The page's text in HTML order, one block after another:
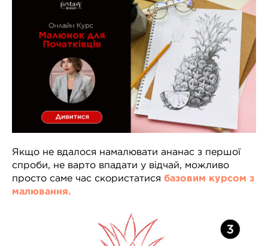
Якщо не вдалося намалювати ананас з першої
спроби, не варто впадати у відчай, можливо
просто саме час скористатися базовим курсом з
малювання.